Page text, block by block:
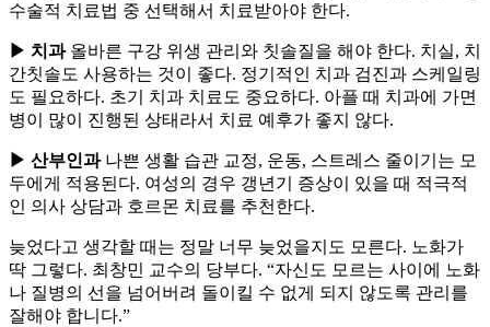
수술적 치료법 중 선택해서 치료받아야 한다.
▶ 치과올바른 구강 위생 관리와 칫솔질을 해야 한다. 치실, 치
간칫솔도 사용하는 것이 좋다. 정기적인 치과 검진과 스케일링
도 필요하다. 초기 치과 치료도 중요하다. 아플 때 치과에 가면
병이 많이 진행된 상태라서 치료 예후가 좋지 않다.
▶ 산부인과나쁜 생활 습관 교정, 운동, 스트레스 줄이기는 모
두에게 적용된다. 여성의 경우 갱년기 증상이 있을 때 적극적
인 의사 상담과 호르몬 치료를 추천한다.
늦었다고 생각할 때는 정말 너무 늦었을지도 모른다. 노화가
딱 그렇다. 최창민 교수의 당부다. “자신도 모르는 사이에 노화
나 질병의 선을 넘어버려 돌이킬 수 없게 되지 않도록 관리를
잘해야 합니다.”